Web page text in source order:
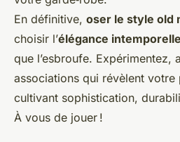
En définitive, oser le style old
choisir l’élégance intemporelle
que l’esbroufe. Expérimentez,
associations qui révèlent votre
cultivant sophistication,
À vous de jouer !